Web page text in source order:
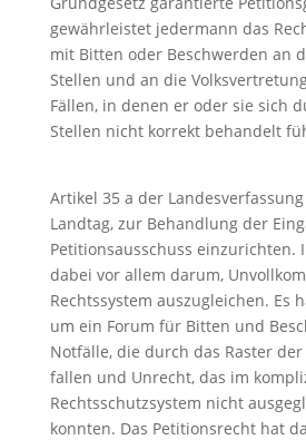
gewährleistet jedermann das
mit Bitten oder Beschwerden an
Stellen und an die
Fällen, in denen er oder sie sich
Stellen nicht korrekt behandelt
Artikel 35 a der
Landtag, zur Behandlung der
Petitionsausschuss einzurichten.
dabei vor allem darum,
Rechtssystem auszugleichen. Es
um ein Forum für Bitten und
Notfälle, die durch das Raster
fallen und Unrecht, das im
Rechtsschutzsystem nicht
konnten. Das Petitionsrecht hat